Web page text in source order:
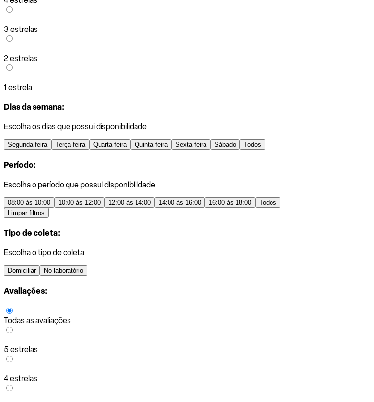
3 estrelas
2 estrelas
1 estrela
Dias da semana:
Escolha os dias que possui disponibilidade
Segunda-feira Terça-feira Quarta-feira Quinta-feira Sexta-feira Sábado Todos
Período:
Escolha o período que possui disponibilidade
08:00 às 10:00 10:00 às 12:00 12:00 às 14:00 14:00 às 16:00 16:00 às 18:00
Todos
Limpar filtros
Tipo de coleta:
Escolha o tipo de coleta
Domiciliar No laboratório
Avaliações:
Todas as avaliações
5 estrelas
4 estrelas